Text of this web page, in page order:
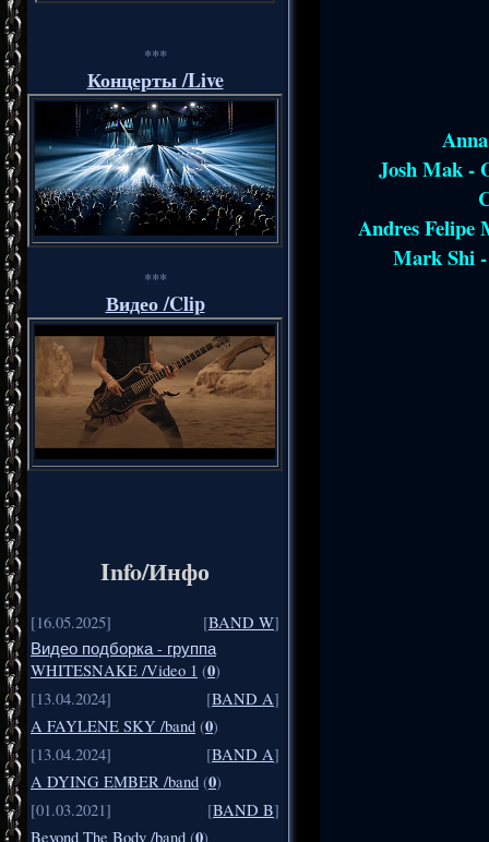
***
Концерты /Live
***
Видео /Clip
Info/Инфо
[16.05.2025] [BAND W]
Видео подборка - группа
WHITESNAKE /Video 1 (0)
[13.04.2024]
[BAND A]
A FAYLENE SKY /band (0)
[13.04.2024]
[BAND A]
A DYING EMBER /band (0)
[01.03.2021]
[BAND B]
Beyond The Body /band ( )
Josh Mak -
Andres Felipe
Mark Shi -